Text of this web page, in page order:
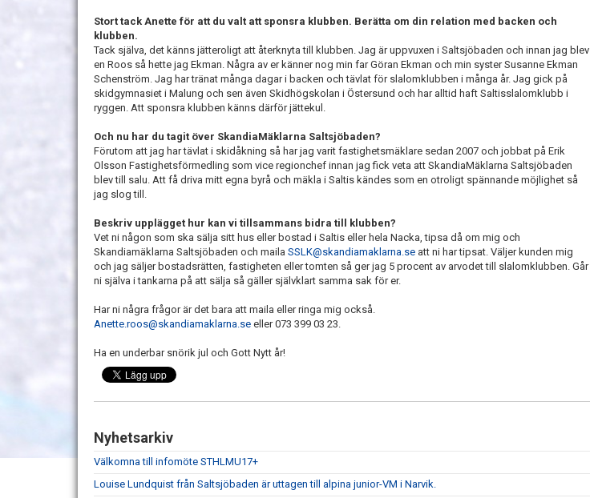
Stort tack Anette för att du valt att sponsra klubben. Berätta om din relation med backen och
klubben.
Tack själva, det känns jätteroligt att återknyta till klubben. Jag är uppvuxen i Saltsjöbaden och innan jag blev
en Roos så hette jag Ekman. Några av er känner nog min far Göran Ekman och min syster Susanne Ekman
Schenström. Jag har tränat många dagar i backen och tävlat för slalomklubben i många år. Jag gick på
skidgymnasiet i Malung och sen även Skidhögskolan i Östersund och har alltid haft Saltisslalomklubb i
ryggen. Att sponsra klubben känns därför jättekul.
Och nu har du tagit över SkandiaMäklarna Saltsjöbaden?
Förutom att jag har tävlat i skidåkning så har jag varit fastighetsmäklare sedan 2007 och jobbat på Erik
Olsson Fastighetsförmedling som vice regionchef innan jag fick veta att SkandiaMäklarna Saltsjöbaden
blev till salu. Att få driva mitt egna byrå och mäkla i Saltis kändes som en otroligt spännande möjlighet så
jag slog till.
Beskriv upplägget hur kan vi tillsammans bidra till klubben?
Vet ni någon som ska sälja sitt hus eller bostad i Saltis eller hela Nacka, tipsa då om mig och
Skandiamäklarna Saltsjöbaden och maila SSLK@skandiamaklarna.se att ni har tipsat. Väljer kunden mig
och jag säljer bostadsrätten, fastigheten eller tomten så ger jag 5 procent av arvodet till slalomklubben. Går
ni själva i tankarna på att sälja så gäller självklart samma sak för er.
Har ni några frågor är det bara att maila eller ringa mig också.
Anette.roos@skandiamaklarna.se eller 073 399 03 23.
Ha en underbar snörik jul och Gott Nytt år!
Nyhetsarkiv
Välkomna till infomöte STHLMU17+
Louise Lundquist från Saltsjöbaden är uttagen till alpina junior-VM i Narvik.